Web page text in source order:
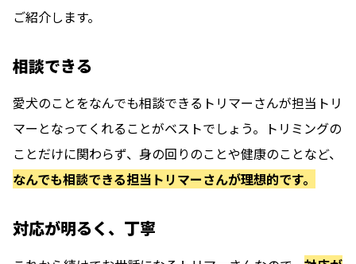
ご紹介します。
相談できる
愛犬のことをなんでも相談できるトリマーさんが担当トリ
マーとなってくれることがベストでしょう。トリミングの
ことだけに関わらず、身の回りのことや健康のことなど、
なんでも相談できる担当トリマーさんが理想的です。
対応が明るく、丁寧